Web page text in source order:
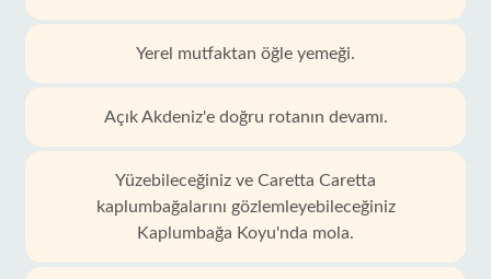
Yerel mutfaktan öğle yemeği.
Açık Akdeniz'e doğru rotanın devamı.
Yüzebileceğiniz ve Caretta Caretta
kaplumbağalarını gözlemleyebileceğiniz
Kaplumbağa Koyu'nda mola.